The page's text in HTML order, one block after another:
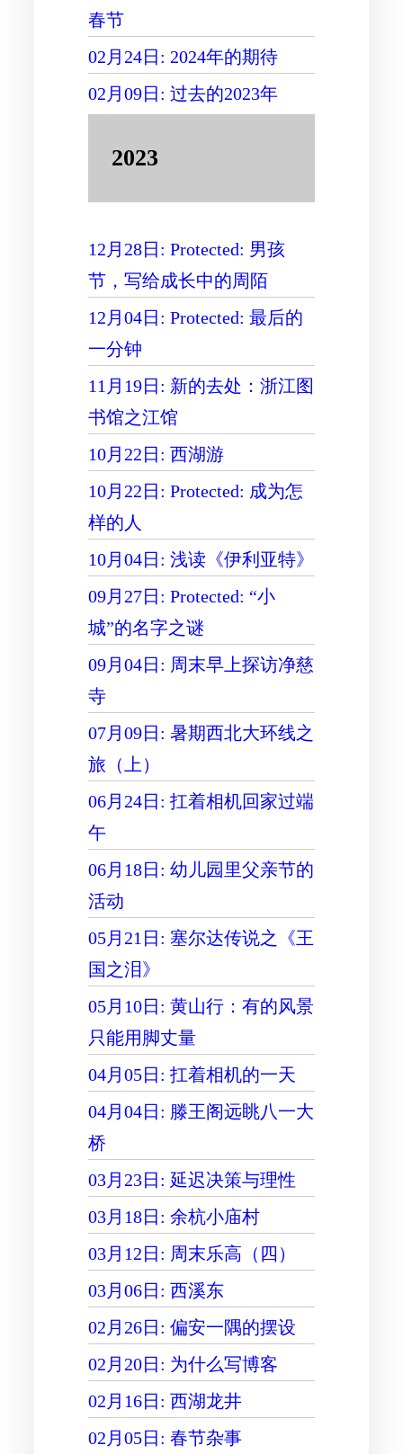
春节
02月24日: 2024年的期待
02月09日: 过去的2023年
2023
12月28日: Protected: 男孩
节，写给成长中的周陌
12月04日: Protected: 最后的
一分钟
11月19日: 新的去处：浙江图
书馆之江馆
10月22日: 西湖游
10月22日: Protected: 成为怎
样的人
10月04日: 浅读《伊利亚特》
09月27日: Protected: “小
城”的名字之谜
09月04日: 周末早上探访净慈
寺
07月09日: 暑期西北大环线之
旅（上）
06月24日: 扛着相机回家过端
午
06月18日: 幼儿园里父亲节的
活动
05月21日: 塞尔达传说之《王
国之泪》
05月10日: 黄山行：有的风景
只能用脚丈量
04月05日: 扛着相机的一天
04月04日: 滕王阁远眺八一大
桥
03月23日: 延迟决策与理性
03月18日: 余杭小庙村
03月12日: 周末乐高（四）
03月06日: 西溪东
02月26日: 偏安一隅的摆设
02月20日: 为什么写博客
02月16日: 西湖龙井
02月05日: 春节杂事